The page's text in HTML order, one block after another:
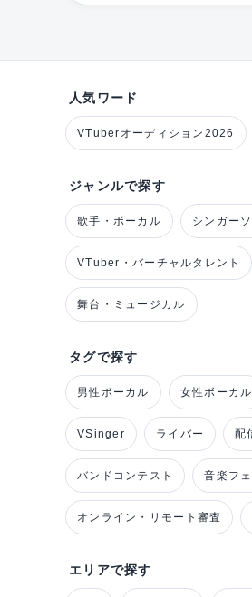
人気ワード
VTuberオーディション2026
ジャンルで探す
歌手・ボーカル シンガー
VTuber・バーチャルタレント
舞台・ミュージカル
タグで探す
男性ボーカル 女性ボーカル
VSinger ライバー 配
バンドコンテスト 音楽フ
オンライン・リモート審査
エリアで探す